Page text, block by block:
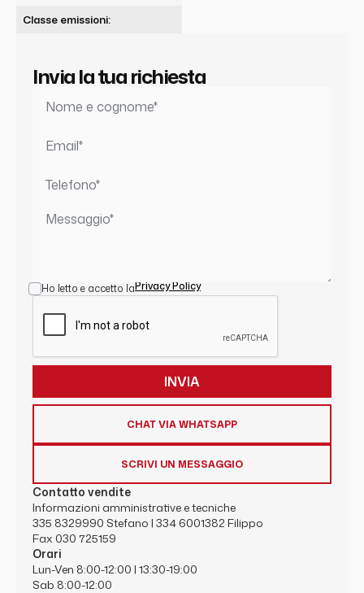
Classe emissioni:
Invia la tua richiesta
Ho letto e accetto laPrivacy Policy
CHAT VIA WHATSAPP
SCRIVI UN MESSAGGIO
Contatto vendite
Informazioni amministrative e tecniche
335 8329990 Stefano | 334 6001382 Filippo
Fax 030 725159
Orari
Lun-Ven 8:00-12:00 | 13:30-19:00
Sab 8:00-12:00